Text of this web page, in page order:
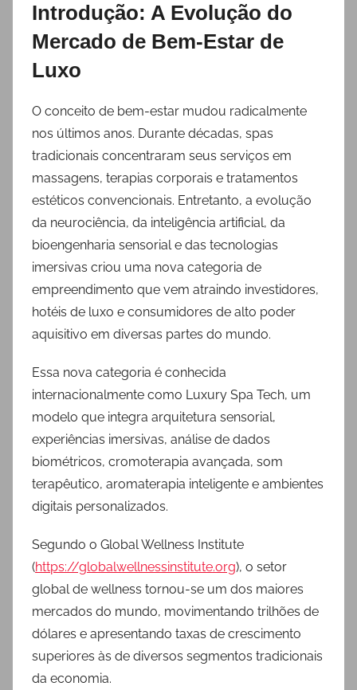
Introdução: A Evolução do
Mercado de Bem-Estar de
Luxo
O conceito de bem-estar mudou radicalmente
nos últimos anos. Durante décadas, spas
tradicionais concentraram seus serviços em
massagens, terapias corporais e tratamentos
estéticos convencionais. Entretanto, a evolução
da neurociência, da inteligência artificial, da
bioengenharia sensorial e das tecnologias
imersivas criou uma nova categoria de
empreendimento que vem atraindo investidores,
hotéis de luxo e consumidores de alto poder
aquisitivo em diversas partes do mundo.
Essa nova categoria é conhecida
internacionalmente como Luxury Spa Tech, um
modelo que integra arquitetura sensorial,
experiências imersivas, análise de dados
biométricos, cromoterapia avançada, som
terapêutico, aromaterapia inteligente e ambientes
digitais personalizados.
Segundo o Global Wellness Institute
(https://globalwellnessinstitute.org), o setor
global de wellness tornou-se um dos maiores
mercados do mundo, movimentando trilhões de
dólares e apresentando taxas de crescimento
superiores às de diversos segmentos tradicionais
da economia.